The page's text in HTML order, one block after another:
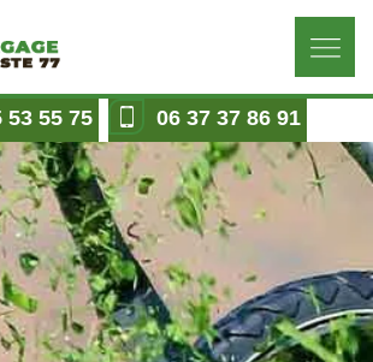
53 55 75 06 37 37 86 91